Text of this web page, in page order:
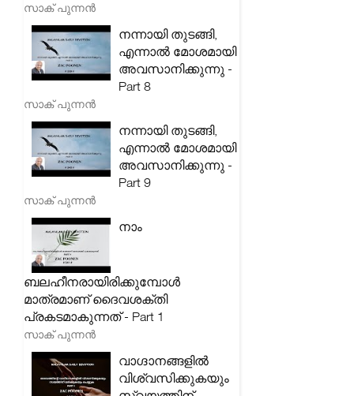
സാക് പുന്നൻ
നന്നായി തുടങ്ങി,
എന്നാൽ മോശമായി
അവസാനിക്കുന്നു -
Part 8
സാക് പുന്നൻ
നന്നായി തുടങ്ങി,
എന്നാൽ മോശമായി
അവസാനിക്കുന്നു -
Part 9
സാക് പുന്നൻ
നാം
ബലഹീനരായിരിക്കുമ്പോൾ
മാത്രമാണ് ദൈവശക്തി
പ്രകടമാകുന്നത് - Part 1
സാക് പുന്നൻ
വാഗ്ദാനങ്ങളിൽ
വിശ്വസിക്കുകയും